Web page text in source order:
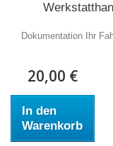
Dokumentation Ihr
20,00 €
In den
Warenkorb